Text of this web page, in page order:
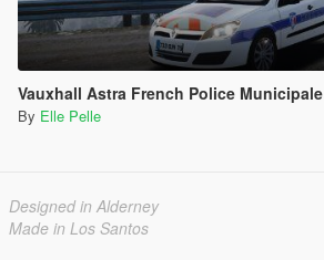
Vauxhall Astra French Police Municipale
By Elle Pelle
Designed in Alderney
Made in Los Santos